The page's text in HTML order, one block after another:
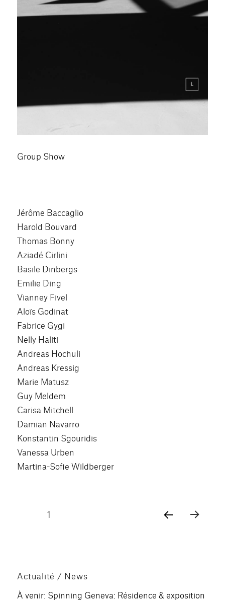
Group Show
Jérôme Baccaglio
Harold Bouvard
Thomas Bonny
Aziadé Cirlini
Basile Dinbergs
Emilie Ding
Vianney Fivel
Aloïs Godinat
Fabrice Gygi
Nelly Haliti
Andreas Hochuli
Andreas Kressig
Marie Matusz
Guy Meldem
Carisa Mitchell
Damian Navarro
Konstantin Sgouridis
Vanessa Urben
Martina-Sofie Wildberger
Pagination
1
Actualité / News
À venir: Spinning Geneva: Résidence & exposition